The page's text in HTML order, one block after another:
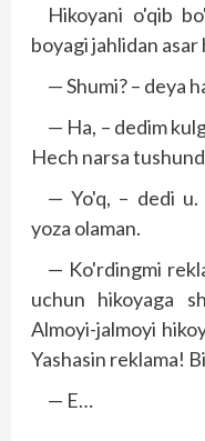
Hikoyani o'qib
boyagi jahlidan asar
— Shumi? – deya
— Ha, – dedim
Hech narsa
— Yo'q, – dedi
yoza olaman.
— Ko'rdingmi
uchun hikoyaga
Almoyi-jalmoyi
Yashasin reklama!
— E…